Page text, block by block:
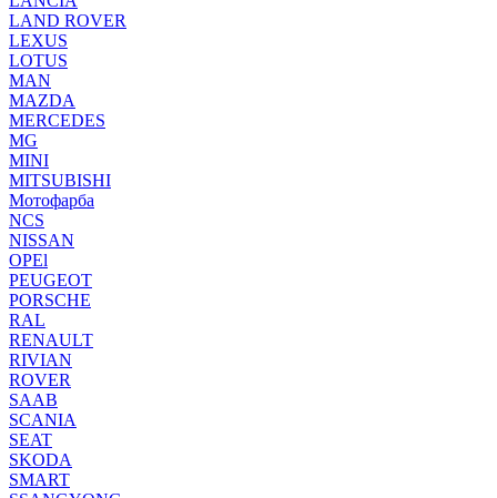
LAND ROVER
LEXUS
LOTUS
MAN
MAZDA
MERCEDES
MG
MINI
MITSUBISHI
Мотофарба
NCS
NISSAN
OPEl
PEUGEOT
PORSCHE
RAL
RENAULT
RIVIAN
ROVER
SAAB
SCANIA
SEAT
SKODA
SMART